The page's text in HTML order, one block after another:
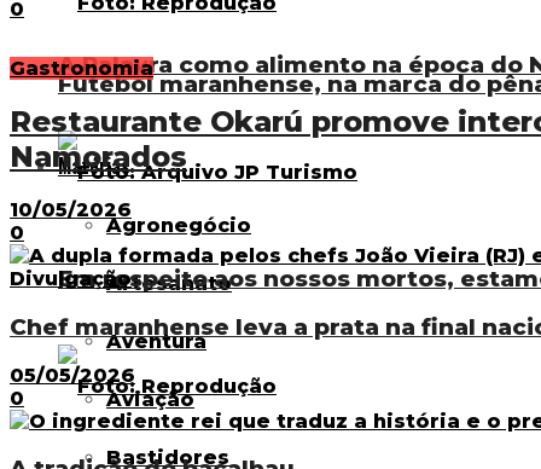
Futebol maranhense, na marca do
Matérias
Agronegócio
Artesanato
Aventura
Aviação
Bastidores
A Palavra como alimento na época do
Em respeito aos nossos mortos,
0
Gastronomia
Restaurante Okarú promove
Namorados
10/05/2026
0
Chef maranhense leva a prata na final
05/05/2026
0